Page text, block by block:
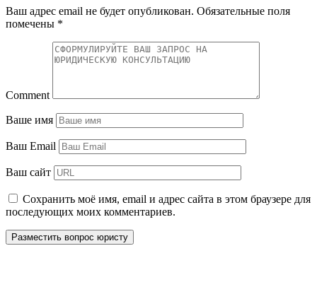
Ваш адрес email не будет опубликован. Обязательные поля
помечены *
Comment
Ваше имя
Ваш Email
Ваш сайт
Сохранить моё имя, email и адрес сайта в этом браузере для
последующих моих комментариев.